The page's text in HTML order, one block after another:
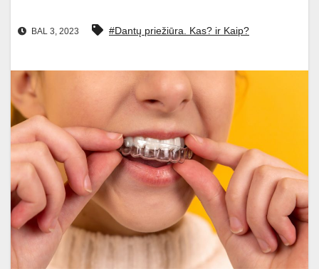
BAL 3, 2023 #Dantų priežiūra. Kas? ir Kaip?